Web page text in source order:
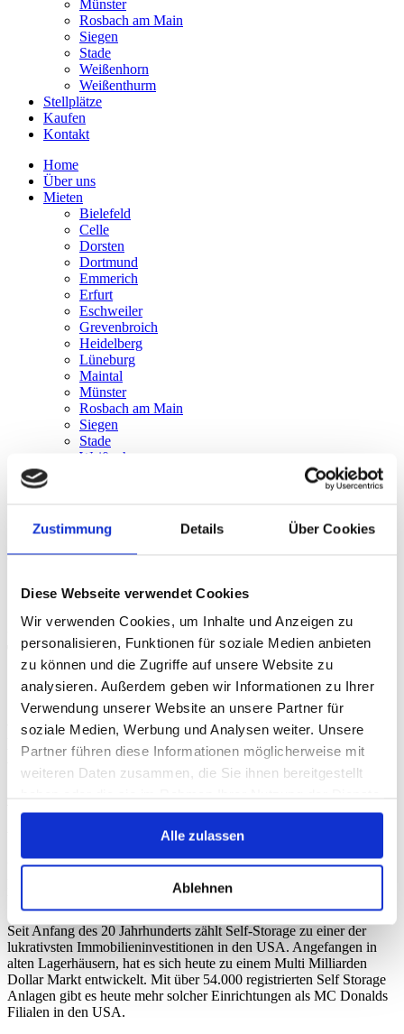
Zustimmung Details Über Cookies
Diese Webseite verwendet Cookies
Wir verwenden Cookies, um Inhalte und Anzeigen zu
personalisieren, Funktionen für soziale Medien anbieten
zu können und die Zugriffe auf unsere Website zu
analysieren. Außerdem geben wir Informationen zu Ihrer
Verwendung unserer Website an unsere Partner für
soziale Medien, Werbung und Analysen weiter. Unsere
Partner führen diese Informationen möglicherweise mit
weiteren Daten zusammen, die Sie ihnen bereitgestellt
gesammelt haben.
Alle zulassen
Ablehnen
Münster
Rosbach am Main
Siegen
Stade
Weißenhorn
Weißenthurm
Stellplätze
Kaufen
Kontakt
Home
Über uns
Mieten
Bielefeld
Celle
Dorsten
Dortmund
Emmerich
Erfurt
Eschweiler
Grevenbroich
Heidelberg
Lüneburg
Maintal
Münster
Rosbach am Main
Siegen
Stade
Weißenhorn
Stellplätze
Kontakt
Mieter-Login
Selfstorage kaufen FAQ:
alle wichtigen Fragen und Antworten zum
Thema Lagerraum kaufen
Selfstorage kaufen FAQ:
Fragen und Antworten zum Thema
Kaufen
Unter dem Begriff „Self- Storage“ versteht man „Das Selbstständige
Einlagern von Gütern und Gegenständen, die man nicht tag täglich
Seit Anfang des 20 Jahrhunderts zählt Self-Storage zu einer der
lukrativsten Immobilieninvestitionen in den USA. Angefangen in
alten Lagerhäusern, hat es sich heute zu einem Multi Milliarden
Dollar Markt entwickelt. Mit über 54.000 registrierten Self Storage
Anlagen gibt es heute mehr solcher Einrichtungen als MC Donalds
Filialen in den USA.